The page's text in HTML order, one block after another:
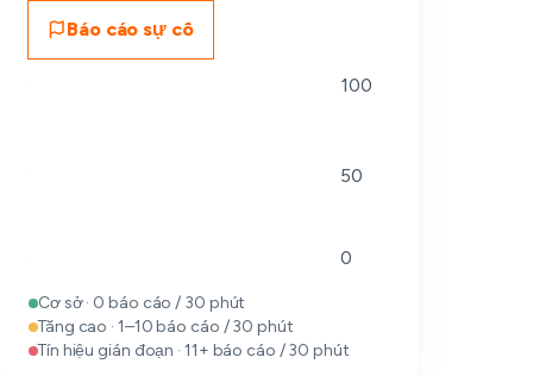
Báo cáo sự cố
100
50
0
Cơ sở · 0 báo cáo / 30 phút
Tăng cao · 1–10 báo cáo / 30 phút
Tín hiệu gián đoạn · 11+ báo cáo / 30 phút